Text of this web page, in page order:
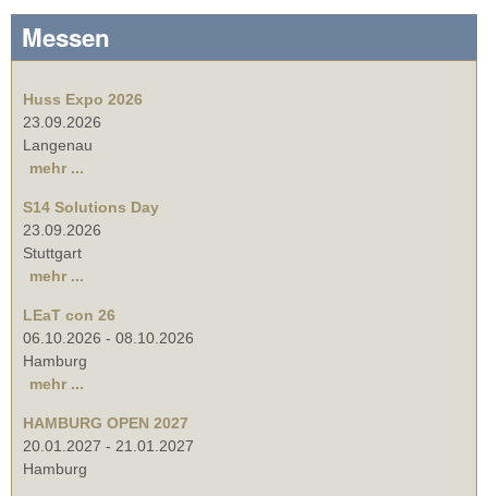
Messen
Huss Expo 2026
23.09.2026
Langenau
mehr ...
S14 Solutions Day
23.09.2026
Stuttgart
mehr ...
LEaT con 26
06.10.2026 - 08.10.2026
Hamburg
mehr ...
HAMBURG OPEN 2027
20.01.2027 - 21.01.2027
Hamburg